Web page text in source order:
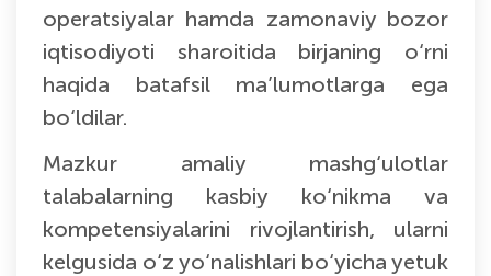
operatsiyalar hamda zamonaviy bozor
iqtisodiyoti sharoitida birjaning o‘rni
haqida batafsil ma’lumotlarga ega
bo‘ldilar.
Mazkur amaliy mashg‘ulotlar
talabalarning kasbiy ko‘nikma va
kompetensiyalarini rivojlantirish, ularni
kelgusida o‘z yo‘nalishlari bo‘yicha yetuk